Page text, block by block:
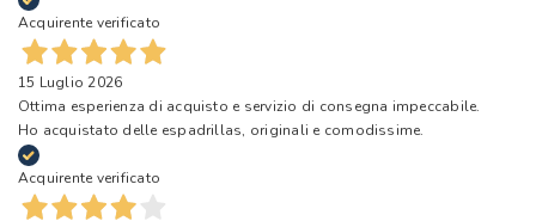
Acquirente verificato
15 Luglio 2026
Ottima esperienza di acquisto e servizio di consegna impeccabile.
Ho acquistato delle espadrillas, originali e comodissime.
Acquirente verificato